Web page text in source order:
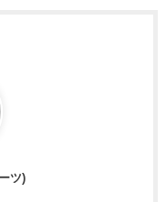
ツ)